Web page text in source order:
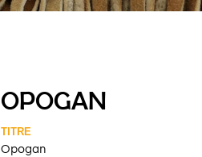
OPOGAN
TITRE
Opogan